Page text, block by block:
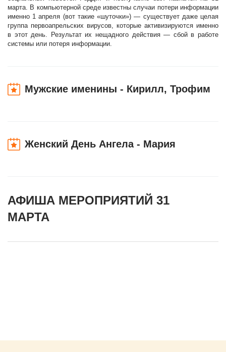
марта. В компьютерной среде известны случаи потери информации
именно 1 апреля (вот такие «шуточки») — существует даже целая
группа первоапрельских вирусов, которые активизируются именно
в этот день. Результат их нещадного действия — сбой в работе
системы или потеря информации.
Мужские именины - Кирилл, Трофим
Женский День Ангела - Мария
АФИША МЕРОПРИЯТИЙ 31
МАРТА